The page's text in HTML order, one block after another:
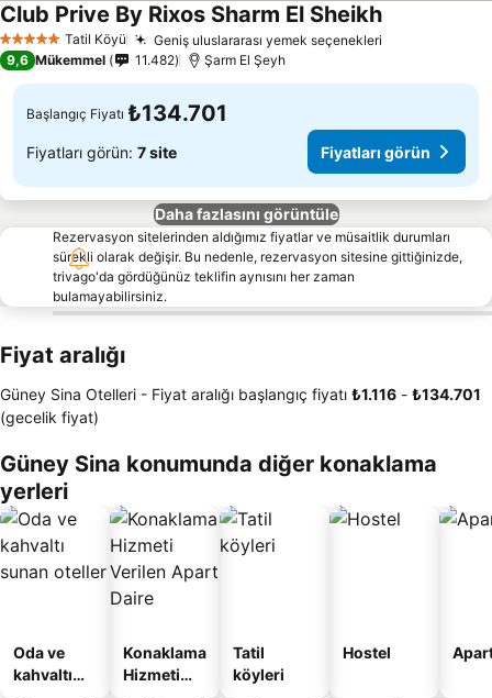
5 Yıldız Tatil Köyü Geniş uluslararası yemek seçenekleri
Club Prive By Rixos Sharm El Sheikh
9,6 Mükemmel 11.482 Şarm El Şeyh
Başlangıç Fiyatı ₺134.701
Fiyatları görün: 7 site Fiyatları görün
Daha fazlasını görüntüle
Rezervasyon sitelerinden aldığımız fiyatlar ve müsaitlik durumları
sürekli olarak değişir. Bu nedenle, rezervasyon sitesine gittiğinizde,
trivago'da gördüğünüz teklifin aynısını her zaman
bulamayabilirsiniz.
Fiyat aralığı
Güney Sina Otelleri - Fiyat aralığı başlangıç fiyatı ‎₺1.116 - ‎₺134.701
(gecelik fiyat)
Güney Sina konumunda diğer konaklama
yerleri
Oda ve
kahvaltı
Konaklama
Hizmeti
Tatil
köyleri
Hostel